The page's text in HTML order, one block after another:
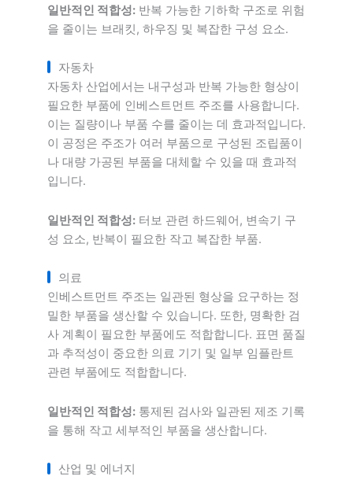
일반적인 적합성: 반복 가능한 기하학 구조로 위험
을 줄이는 브래킷, 하우징 및 복잡한 구성 요소.
자동차
자동차 산업에서는 내구성과 반복 가능한 형상이
필요한 부품에 인베스트먼트 주조를 사용합니다.
이는 질량이나 부품 수를 줄이는 데 효과적입니다.
이 공정은 주조가 여러 부품으로 구성된 조립품이
나 대량 가공된 부품을 대체할 수 있을 때 효과적
입니다.
일반적인 적합성: 터보 관련 하드웨어, 변속기 구
성 요소, 반복이 필요한 작고 복잡한 부품.
의료
인베스트먼트 주조는 일관된 형상을 요구하는 정
밀한 부품을 생산할 수 있습니다. 또한, 명확한 검
사 계획이 필요한 부품에도 적합합니다. 표면 품질
과 추적성이 중요한 의료 기기 및 일부 임플란트
관련 부품에도 적합합니다.
일반적인 적합성: 통제된 검사와 일관된 제조 기록
을 통해 작고 세부적인 부품을 생산합니다.
산업 및 에너지